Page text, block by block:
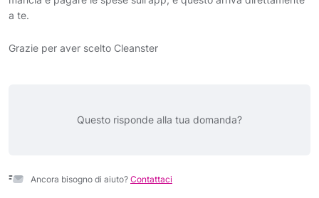
a te.
Grazie per aver scelto Cleanster
Questo risponde alla tua domanda?
Ancora bisogno di aiuto? Contattaci